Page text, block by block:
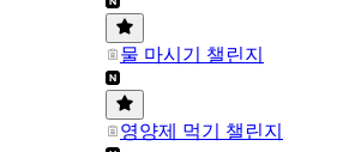
물 마시기 챌린지
영양제 먹기 챌린지